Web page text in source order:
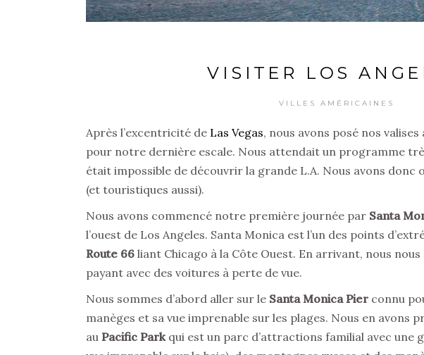
VISITER LOS
VILLES AMÉRICAINES
Après l’excentricité de Las Vegas, nous avons posé nos
pour notre dernière escale. Nous attendait un programme
était impossible de découvrir la grande L.A. Nous avons donc
(et touristiques aussi).
Nous avons commencé notre première journée par Santa
l’ouest de Los Angeles. Santa Monica est l’un des points
Route 66 liant Chicago à la Côte Ouest. En arrivant, nous
payant avec des voitures à perte de vue.
Nous sommes d’abord aller sur le Santa Monica Pier connu
manèges et sa vue imprenable sur les plages. Nous en avons
au Pacific Park qui est un parc d’attractions familial avec une